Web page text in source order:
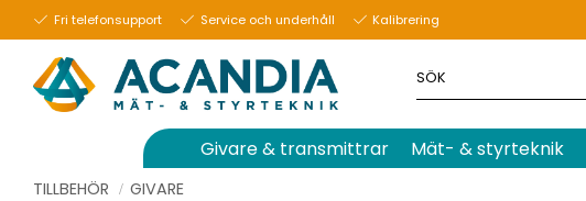
Fri telefonsupport Service och underhåll Kalibrering
Givare & transmittrar Mät- & styrteknik
TILLBEHÖR GIVARE